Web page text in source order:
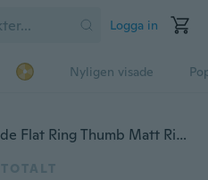
Logga in
Nyligen visade
12mm rostfritt stål Super Wide Flat Ring Thumb Matt Rings för män Kvinnor Punk Tillbehör
TOTALT